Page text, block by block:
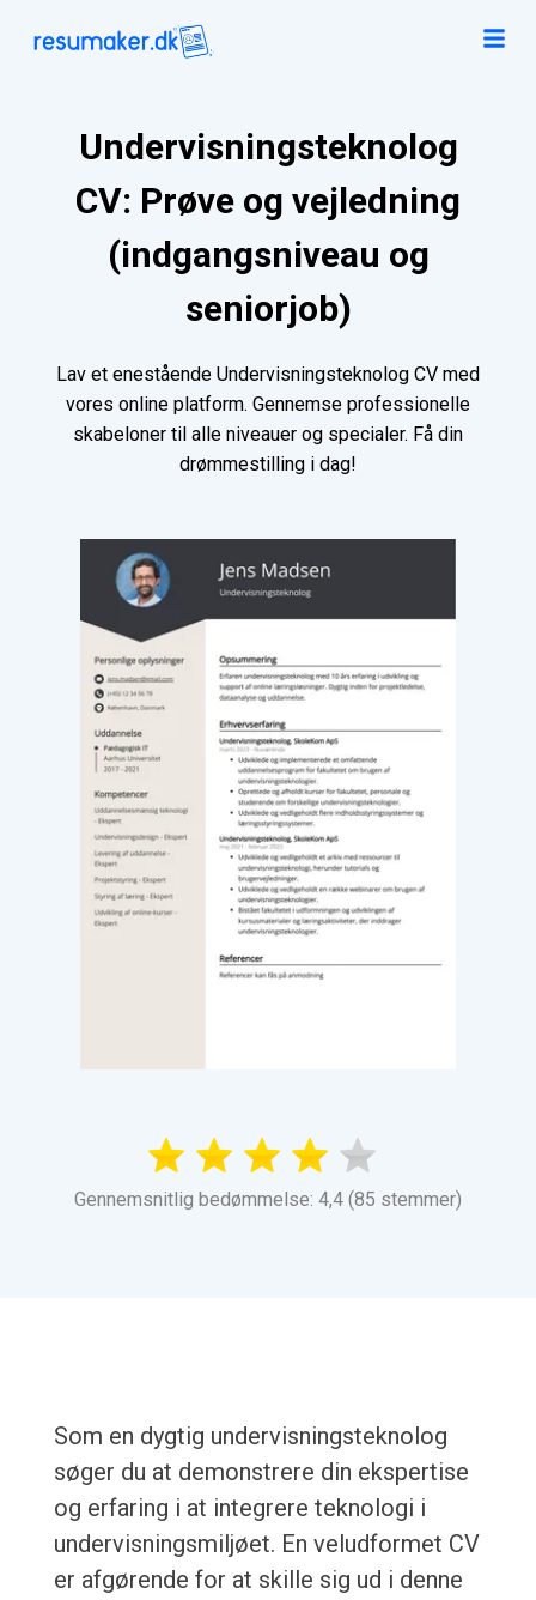
Undervisningsteknolog
CV: Prøve og vejledning
(indgangsniveau og
seniorjob)
Lav et enestående Undervisningsteknolog CV med
vores online platform. Gennemse professionelle
skabeloner til alle niveauer og specialer. Få din
drømmestilling i dag!
Gennemsnitlig bedømmelse: 4,4 (85 stemmer)
Som en dygtig undervisningsteknolog
søger du at demonstrere din ekspertise
og erfaring i at integrere teknologi i
undervisningsmiljøet. En veludformet CV
er afgørende for at skille sig ud i denne